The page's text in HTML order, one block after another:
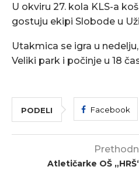
U okviru 27. kola KLS-a
gostuju ekipi Slobode u
Utakmica se igra u
Veliki park i počinje u 18
PODELI Facebook
Atletičarke OŠ